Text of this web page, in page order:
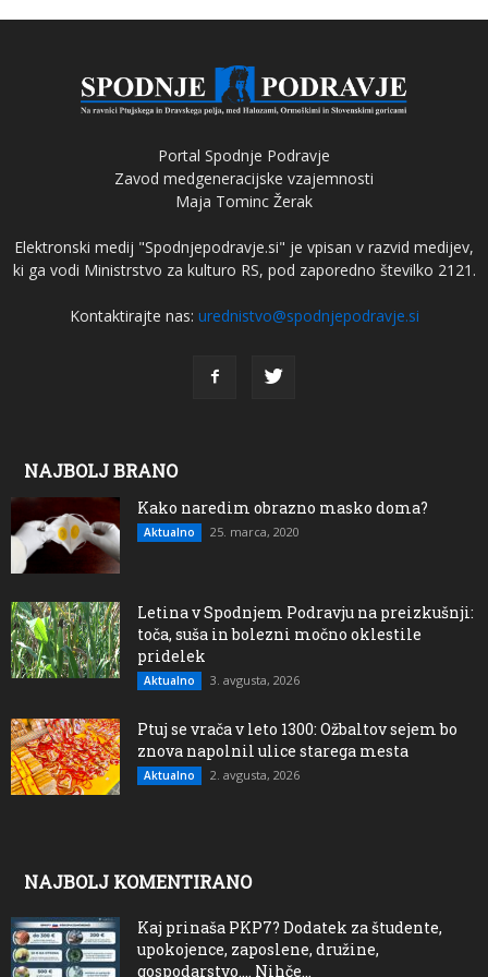
Portal Spodnje Podravje
Zavod medgeneracijske vzajemnosti
Maja Tominc Žerak
Elektronski medij "Spodnjepodravje.si" je vpisan v razvid medijev,
ki ga vodi Ministrstvo za kulturo RS, pod zaporedno številko 2121.
Kontaktirajte nas: urednistvo@spodnjepodravje.si
NAJBOLJ BRANO
Kako naredim obrazno masko doma?
Aktualno 25. marca, 2020
Letina v Spodnjem Podravju na preizkušnji:
toča, suša in bolezni močno oklestile
pridelek
Aktualno 3. avgusta, 2026
Ptuj se vrača v leto 1300: Ožbaltov sejem bo
znova napolnil ulice starega mesta
Aktualno 2. avgusta, 2026
NAJBOLJ KOMENTIRANO
Kaj prinaša PKP7? Dodatek za študente,
upokojence, zaposlene, družine,
gospodarstvo…. Nihče...